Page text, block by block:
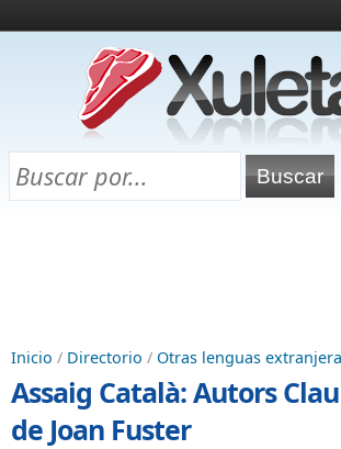
¿Qué es esto?
Directorio
Chuletas para exámenes
Inicio / Directorio / Otras lenguas
Assaig Català: Autors
de Joan Fuster